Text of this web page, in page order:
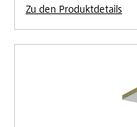
Zu den Produktdetails